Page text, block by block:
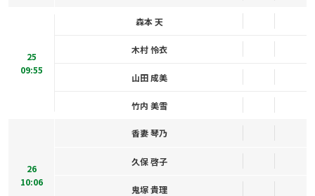
25
09:55
森本 天
木村 怜衣
山田 成美
竹内 美雪
26
10:06
香妻 琴乃
久保 啓子
鬼塚 貴理